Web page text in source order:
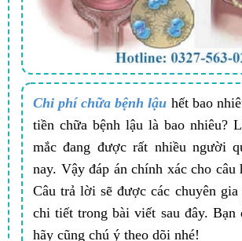
Chi phí chữa bệnh lậu hết bao
tiền chữa bệnh lậu là bao nhiêu?
mắc đang được rất nhiều người
nay. Vậy đáp án chính xác cho câu
Câu trả lời sẽ được các chuyên
chi tiết trong bài viết sau đây. Bạn
hãy cũng chú ý theo dõi nhé!